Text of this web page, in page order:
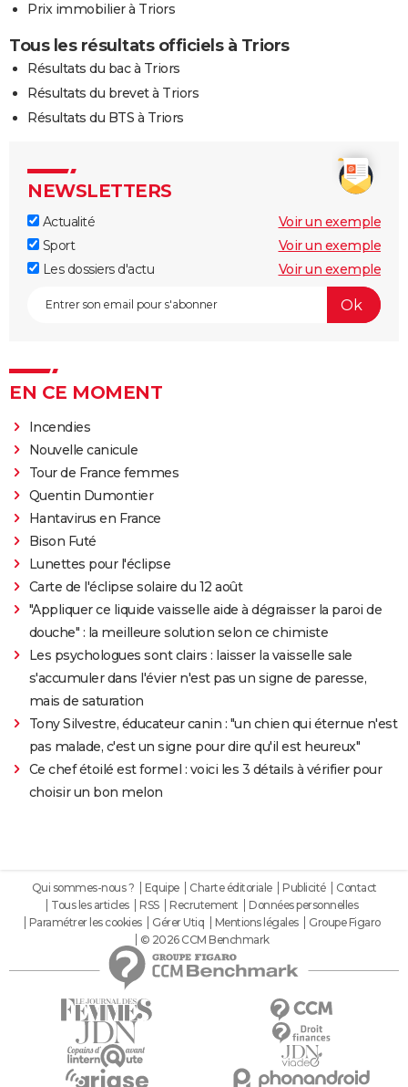
Prix immobilier à Triors
Tous les résultats officiels à Triors
Résultats du bac à Triors
Résultats du brevet à Triors
Résultats du BTS à Triors
NEWSLETTERS
Actualité
Voir un exemple
Sport
Voir un exemple
Les dossiers d'actu
Voir un exemple
EN CE MOMENT
Incendies
Nouvelle canicule
Tour de France femmes
Quentin Dumontier
Hantavirus en France
Bison Futé
Lunettes pour l'éclipse
Carte de l'éclipse solaire du 12 août
"Appliquer ce liquide vaisselle aide à dégraisser la paroi de
douche" : la meilleure solution selon ce chimiste
Les psychologues sont clairs : laisser la vaisselle sale
s'accumuler dans l'évier n'est pas un signe de paresse,
mais de saturation
Tony Silvestre, éducateur canin : "un chien qui éternue n'est
pas malade, c'est un signe pour dire qu'il est heureux"
Ce chef étoilé est formel : voici les 3 détails à vérifier pour
choisir un bon melon
Qui sommes-nous ? Equipe Charte éditoriale Publicité
Contact
Tous les articles
RSS Recrutement
Données personnelles
Paramétrer les cookies
Gérer Utiq Mentions légales
Groupe Figaro
© 2026 CCM Benchmark